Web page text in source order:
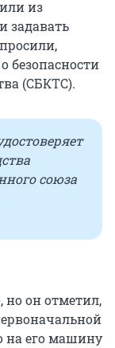
из
задавать
безопасности
(СБКТС).
союза
но он отметил,
на его машину